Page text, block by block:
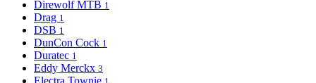
Direwolf MTB 1
Drag 1
DSB 1
DunCon Cock 1
Duratec 1
Eddy Merckx 3
Electra Townie